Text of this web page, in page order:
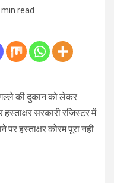
min read
की दुकान को लेकर
सरकारी रजिस्टर में
हस्ताक्षर कोरम पूरा नही